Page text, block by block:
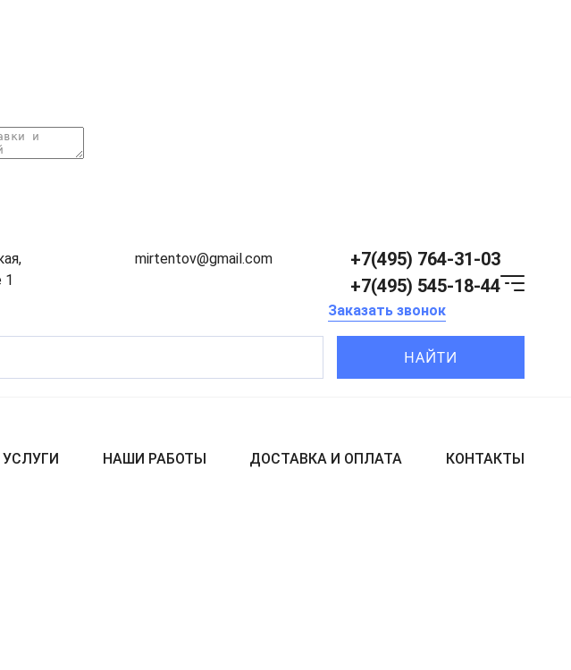
1
mirtentov@gmail.com
+7(495) 764-31-03
+7(495) 545-18-44
Заказать звонок
НАЙТИ
УСЛУГИ НАШИ РАБОТЫ ДОСТАВКА И ОПЛАТА КОНТАКТЫ